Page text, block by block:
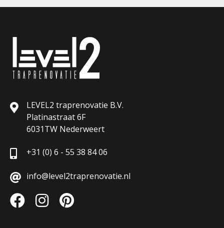
LEVEL2 traprenovatie B.V.
Platinastraat 6F
6031TW Nederweert
+31 (0) 6 - 55 38 84 06
info@level2traprenovatie.nl